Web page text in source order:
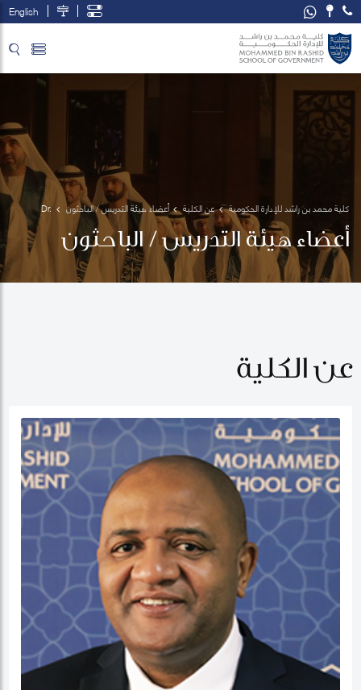
English
كلية محمد بن راشد للإدارة الحكومية عن الكلية أعضاء هيئة التدريس / الباحثون
Dr.
Arthur
King
أعضاء هيئة التدريس / الباحثون
عن الكلية